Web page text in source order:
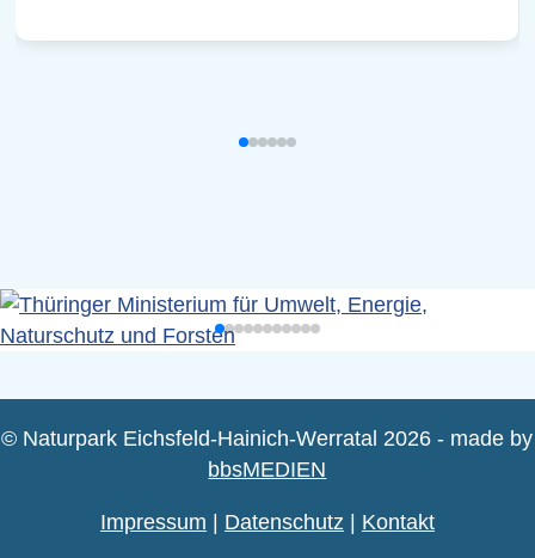
© Naturpark Eichsfeld-Hainich-Werratal 2026 - made by
bbsMEDIEN
Impressum Datenschutz| Kontakt